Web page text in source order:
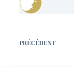
PRÉCÉDENT